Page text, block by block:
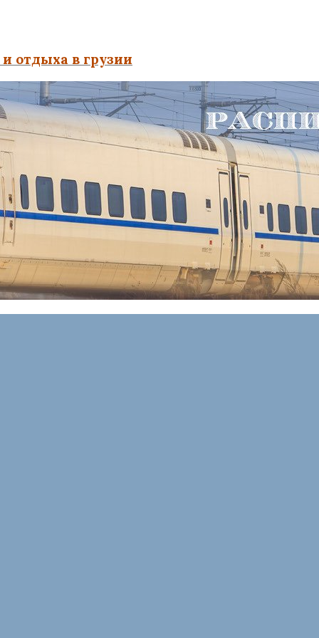
отдыха в грузии